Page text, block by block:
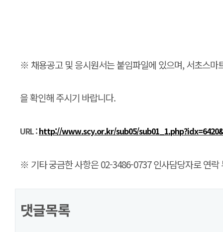
※ 채용공고 및 응시원서는 붙임파일에 있으며, 서초스마
을 확인해 주시기 바랍니다.
URL :http://www.scy.or.kr/sub05/
※ 기타 궁금한 사항은 02-3486-0737 인사담당자로 연락
댓글목록